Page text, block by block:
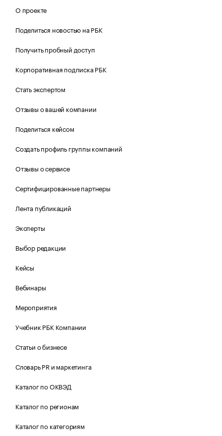
О проекте
Поделиться новостью на РБК
Получить пробный доступ
Корпоративная подписка РБК
Стать экспертом
Отзывы о вашей компании
Поделиться кейсом
Создать профиль группы компаний
Отзывы о сервисе
Сертифицированные партнеры
Лента публикаций
Эксперты
Выбор редакции
Кейсы
Вебинары
Мероприятия
Учебник РБК Компании
Статьи о бизнесе
Словарь PR и маркетинга
Каталог по ОКВЭД
Каталог по регионам
Каталог по категориям